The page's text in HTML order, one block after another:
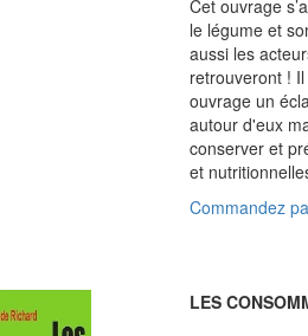
Cet ouvrage
le légume et
aussi les
retrouveront !
ouvrage un
autour d'eux
conserver et
et
Commandez
LES